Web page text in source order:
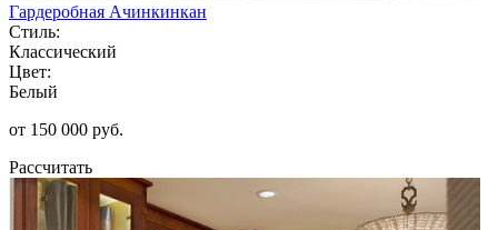
Гардеробная Ачинкинкан
Стиль:
Классический
Цвет:
Белый
от 150 000 руб.
Рассчитать